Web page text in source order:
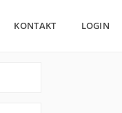
KONTAKT LOGIN